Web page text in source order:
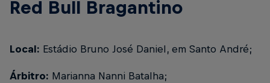
Red Bull Bragantino
Local: Estádio Bruno José Daniel, em Santo André;
Árbitro: Marianna Nanni Batalha;